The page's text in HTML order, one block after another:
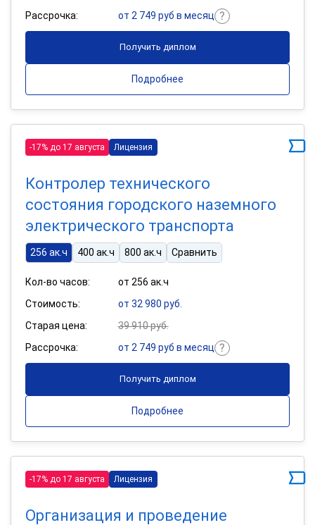
Рассрочка:
от 2 749 руб в месяц
Получить диплом
Подробнее
-17% до 17 августа Лицензия
Контролер технического
состояния городского наземного
электрического транспорта
256 ак.ч 400 ак.ч 800 ак.ч Сравнить
Кол-во часов:
от 256 ак.ч
Стоимость:
от 32 980 руб.
Старая цена:
39 910 руб.
Рассрочка:
от 2 749 руб в месяц
Получить диплом
Подробнее
-17% до 17 августа Лицензия
Организация и проведение